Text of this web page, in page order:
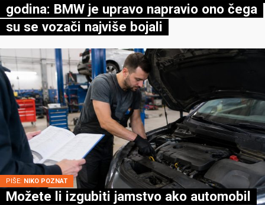
godina: BMW je upravo napravio ono čega
su se vozači najviše bojali
PIŠE: NIKO POZNAT
Možete li izgubiti jamstvo ako automobil